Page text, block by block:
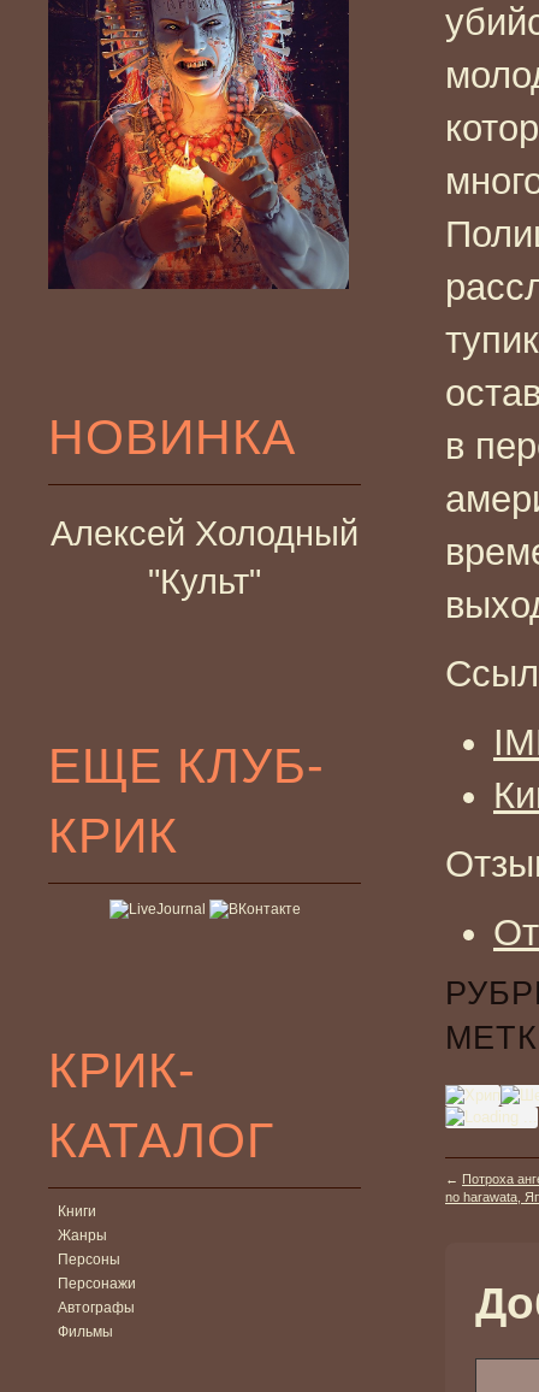
НОВИНКА
Алексей Холодный
"Культ"
ЕЩЕ КЛУБ-
КРИК
КРИК-
КАТАЛОГ
Книги
Жанры
Персоны
Персонажи
Автографы
Фильмы
в
← Потроха
no harawata,